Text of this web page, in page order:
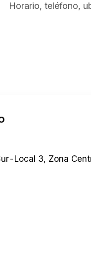
Horario, teléfono,
Local 3, Zona